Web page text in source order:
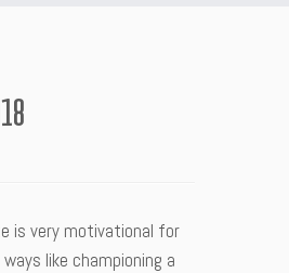
is very motivational for
like championing a